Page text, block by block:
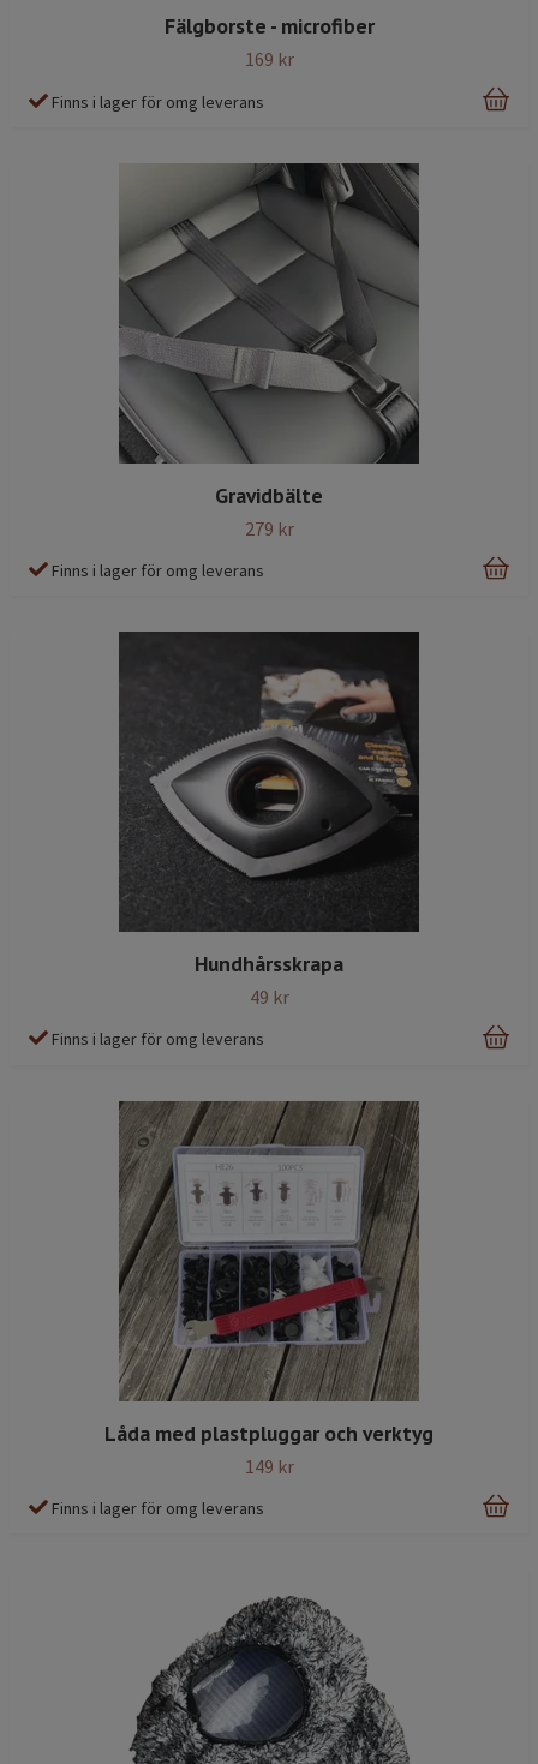
Fälgborste - microfiber
169 kr
Finns i lager för omg leverans
Gravidbälte
279 kr
Finns i lager för omg leverans
Hundhårsskrapa
49 kr
Finns i lager för omg leverans
Låda med plastpluggar och verktyg
149 kr
Finns i lager för omg leverans